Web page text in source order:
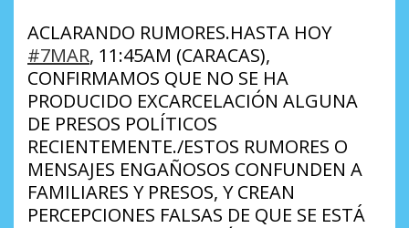
ACLARANDO RUMORES.HASTA HOY
#7MAR, 11:45AM (CARACAS),
CONFIRMAMOS QUE NO SE HA
PRODUCIDO EXCARCELACIÓN ALGUNA
DE PRESOS POLÍTICOS
RECIENTEMENTE./ESTOS RUMORES O
MENSAJES ENGAÑOSOS CONFUNDEN A
FAMILIARES Y PRESOS, Y CREAN
PERCEPCIONES FALSAS DE QUE SE ESTÁ